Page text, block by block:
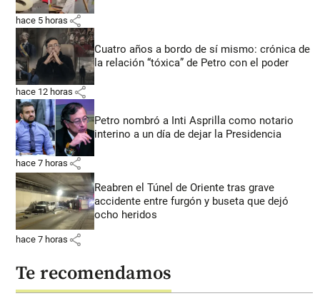
hace 5 horas share
Cuatro años a bordo de sí mismo: crónica de
la relación “tóxica” de Petro con el poder
hace 12 horas share
Petro nombró a Inti Asprilla como notario
interino a un día de dejar la Presidencia
hace 7 horas share
Reabren el Túnel de Oriente tras grave
accidente entre furgón y buseta que dejó
ocho heridos
hace 7 horas share
Te recomendamos